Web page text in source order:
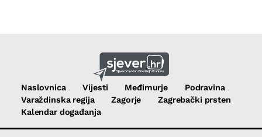
Naslovnica Vijesti Međimurje
Podravina
Varaždinska regija
Zagorje
Zagrebački prsten
Kalendar događanja